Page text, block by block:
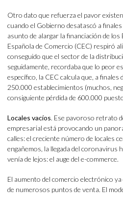
Otro dato que refuerza el pavor
cuando el Gobierno desatascó a finales
asunto de alargar la financiación de los
Española de Comercio (CEC) respiró
conseguido que el sector de la
seguidamente, recordaba que lo peor
específico, la CEC calcula que, a
250.000 establecimientos (muchos,
consiguiente pérdida de 600.000
Locales vacíos. Ese pavoroso retrato
empresarial está provocando un
calles: el creciente número de locales
engañemos, la llegada del coronavirus
venía de lejos: el auge del e-commerce.
El aumento del comercio electrónico
de numerosos puntos de venta. El